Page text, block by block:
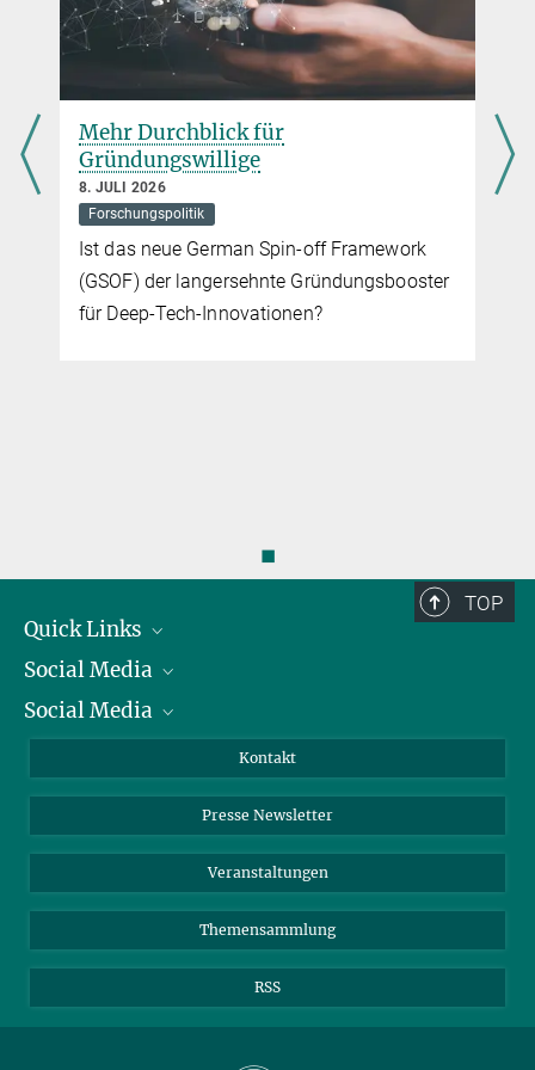
für Mikrostrukturphysik in Halle im Rahmen seines Antrittsbesuchs
bei Ministerpräsident Reiner Haseloff
Europas Spitzenforschung als Innovationstreiber
22. OKTOBER 2025
Max-Planck-Forschung oft erstaunlich nützlich für Industrie und
Gesellschaft
Mehr Durchblick für
Gründungswillige
8. JULI 2026
Forschungspolitik
Ist das neue German Spin-off Framework
(GSOF) der langersehnte Gründungsbooster
für Deep-Tech-Innovationen?
◼
TOP
Quick Links
Präsident
Zahlen und Fakten
Meldestelle Fehlverhalten
Social Media
Bluesky
TikTok
Social Media
Instagram
YouTube
Kontakt
Presse Newsletter
Veranstaltungen
Themensammlung
RSS